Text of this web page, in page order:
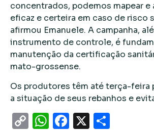
concentrados, podemos mapear e
eficaz e certeira em caso de risco
afirmou Emanuele. A campanha,
instrumento de controle, é
manutenção da certificação
mato-grossense.
Os produtores têm até terça-feira
a situação de seus rebanhos e
CopyWhatsApp
Facebook
X